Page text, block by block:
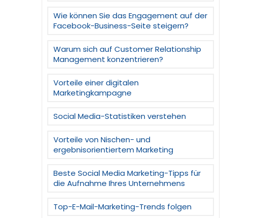
Wie können Sie das Engagement auf der
Facebook-Business-Seite steigern?
Warum sich auf Customer Relationship
Management konzentrieren?
Vorteile einer digitalen
Marketingkampagne
Social Media-Statistiken verstehen
Vorteile von Nischen- und
ergebnisorientiertem Marketing
Beste Social Media Marketing-Tipps für
die Aufnahme Ihres Unternehmens
Top-E-Mail-Marketing-Trends folgen